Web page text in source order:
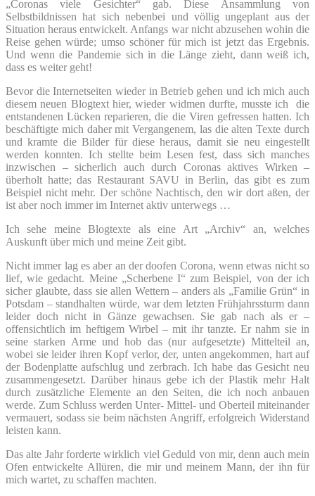
„Coronas viele Gesichter“ gab. Diese Ansammlung von
Selbstbildnissen hat sich nebenbei und völlig ungeplant aus der
Situation heraus entwickelt. Anfangs war nicht abzusehen wohin die
Reise gehen würde; umso schöner für mich ist jetzt das Ergebnis.
Und wenn die Pandemie sich in die Länge zieht, dann weiß ich,
dass es weiter geht!
Bevor die Internetseiten wieder in Betrieb gehen und ich mich auch
diesem neuen Blogtext hier, wieder widmen durfte, musste ich die
entstandenen Lücken reparieren, die die Viren gefressen hatten. Ich
beschäftigte mich daher mit Vergangenem, las die alten Texte durch
und kramte die Bilder für diese heraus, damit sie neu eingestellt
werden konnten. Ich stellte beim Lesen fest, dass sich manches
inzwischen – sicherlich auch durch Coronas aktives Wirken –
überholt hatte; das Restaurant SAVU in Berlin, das gibt es zum
Beispiel nicht mehr. Der schöne Nachtisch, den wir dort aßen, der
ist aber noch immer im Internet aktiv unterwegs …
Ich sehe meine Blogtexte als eine Art „Archiv“ an, welches
Auskunft über mich und meine Zeit gibt.
Nicht immer lag es aber an der doofen Corona, wenn etwas nicht so
lief, wie gedacht. Meine „Scherbene I“ zum Beispiel, von der ich
sicher glaubte, dass sie allen Wettern – anders als „Familie Grün“ in
Potsdam – standhalten würde, war dem letzten Frühjahrssturm dann
leider doch nicht in Gänze gewachsen. Sie gab nach als er –
offensichtlich im heftigem Wirbel – mit ihr tanzte. Er nahm sie in
seine starken Arme und hob das (nur aufgesetzte) Mittelteil an,
wobei sie leider ihren Kopf verlor, der, unten angekommen, hart auf
der Bodenplatte aufschlug und zerbrach. Ich habe das Gesicht neu
zusammengesetzt. Darüber hinaus gebe ich der Plastik mehr Halt
durch zusätzliche Elemente an den Seiten, die ich noch anbauen
werde. Zum Schluss werden Unter- Mittel- und Oberteil miteinander
vermauert, sodass sie beim nächsten Angriff, erfolgreich Widerstand
leisten kann.
Das alte Jahr forderte wirklich viel Geduld von mir, denn auch mein
Ofen entwickelte Allüren, die mir und meinem Mann, der ihn für
mich wartet, zu schaffen machten.